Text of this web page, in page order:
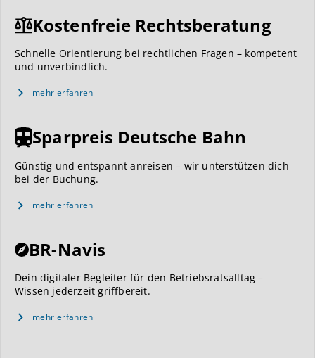
Kostenfreie Rechtsberatung
Schnelle Orientierung bei rechtlichen Fragen – kompetent
und unverbindlich.
mehr erfahren
Sparpreis Deutsche Bahn
Günstig und entspannt anreisen – wir unterstützen dich
bei der Buchung.
mehr erfahren
BR-Navis
Dein digitaler Begleiter für den Betriebsratsalltag –
Wissen jederzeit griffbereit.
mehr erfahren